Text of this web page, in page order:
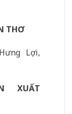
THƠ
Lợi,
XUẤT